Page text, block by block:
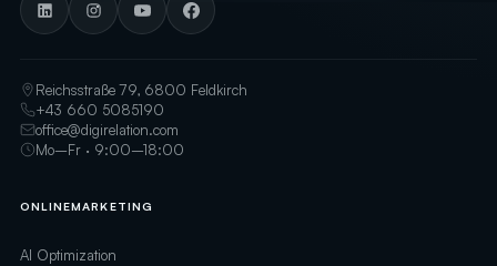
Reichsstraße 79, 6800 Feldkirch
+43 660 5085190
office@digirelation.com
Mo–Fr · 9:00–18:00
ONLINEMARKETING
AI Optimization